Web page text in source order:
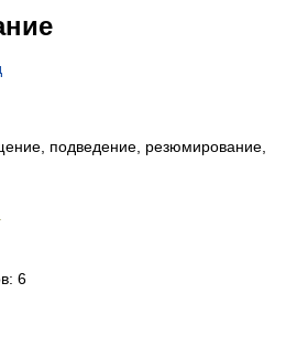
подведение, резюмирование,
6